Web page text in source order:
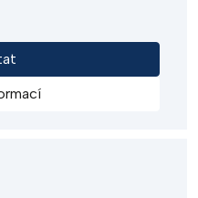
ovládání
provozních
DO je určen pro